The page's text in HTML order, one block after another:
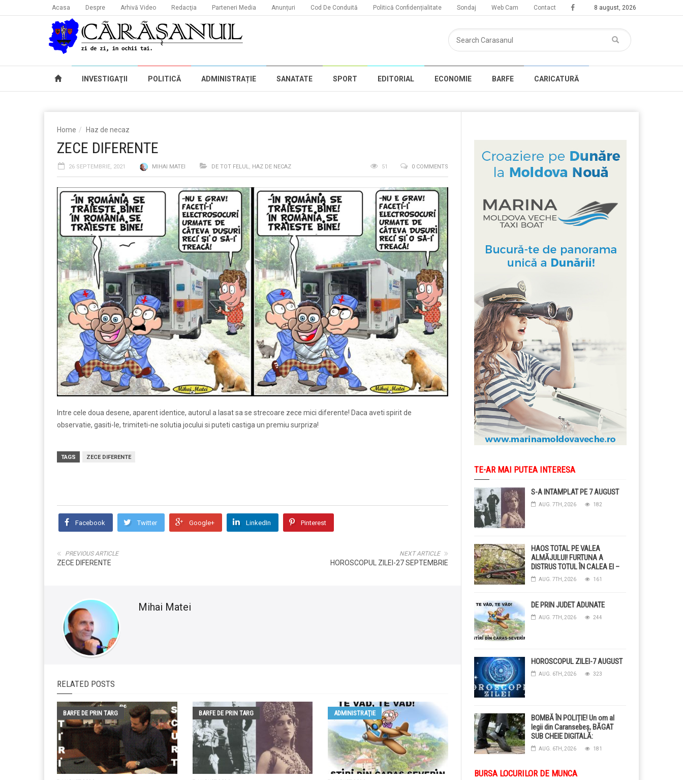
8 august, 2026
Acasa Despre Arhivă Video Redacţia Parteneri Media Anunțuri Cod De Conduită Politică Confidențialitate Sondaj Web Cam Contact
INVESTIGAŢII POLITICĂ ADMINISTRAȚIE SANATATE SPORT EDITORIAL ECONOMIE BARFE CARICATURĂ
Home Haz de necaz
ZECE DIFERENTE
26 SEPTEMBRIE, 2021 MIHAI MATEI DE TOT FELUL, HAZ DE NECAZ 0 COMMENTS
51
Intre cele doua desene, aparent identice, autorul a lasat sa se strecoare zece mici diferente! Daca aveti spirit de
observatie, gasiti-le, trimiteti-ne solutia jocului si puteti castiga un premiu surpriza!
TAGS ZECE DIFERENTE
Facebook Twitter Google+ LinkedIn Pinterest
NEXT ARTICLE
HOROSCOPUL ZILEI-27 SEPTEMBRIE
PREVIOUS ARTICLE
ZECE DIFERENTE
Mihai Matei
RELATED POSTS
BARFE DE PRIN TARG BARFE DE PRIN TARG ADMINISTRAŢIE
TE-AR MAI PUTEA INTERESA
S-A INTAMPLAT PE 7 AUGUST
AUG. 7TH, 2026 182
HAOS TOTAL PE VALEA
ALMĂJULUI! FURTUNA A
DISTRUS TOTUL ÎN CALEA EI –
COPACI CĂZUȚI, DRUMURI
BLOCAȚE, CURENT TĂIAT ȘI
GRINDINĂ!
AUG. 7TH, 2026 161
DE PRIN JUDET ADUNATE
AUG. 7TH, 2026 244
HOROSCOPUL ZILEI-7 AUGUST
AUG. 6TH, 2026 323
BOMBĂ ÎN POLIȚIE! Un om al
legii din Caransebeș, BĂGAT
SUB CHEIE DIGITALĂ:
Judecătorii i-au pus BRĂȚARĂ
ELECTRONICĂ la picior!
AUG. 6TH, 2026 181
BURSA LOCURILOR DE MUNCA